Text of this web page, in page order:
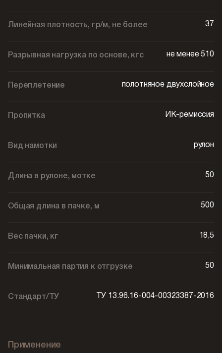
Линейная плотность, гр/м, не более 37
Разрывная нагрузка по основе, кгс не менее 510
Переплетение полотняное двухслойное
Пропитка ИК-ремиссия
Вид намотки рулон
Длина в рулоне, мотке 50
Общая длина в пачке, м 500
Вес пачки, кг 18,5
Минимальная партия к отгрузке 50
Стандарт/ТУ ТУ 13.96.16-004-00323387-2016
Применение